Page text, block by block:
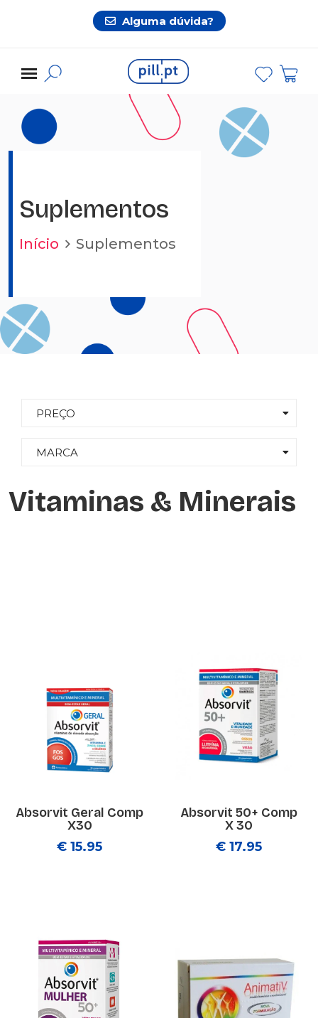
Alguma dúvida?
Suplementos
Início Suplementos
PREÇO
MARCA
Vitaminas & Minerais
Absorvit Geral Comp
X30
€ 15.95
Absorvit 50+ Comp
X 30
€ 17.95